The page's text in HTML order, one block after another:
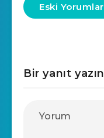
Eski Yorumlar
Bir yanıt yazın